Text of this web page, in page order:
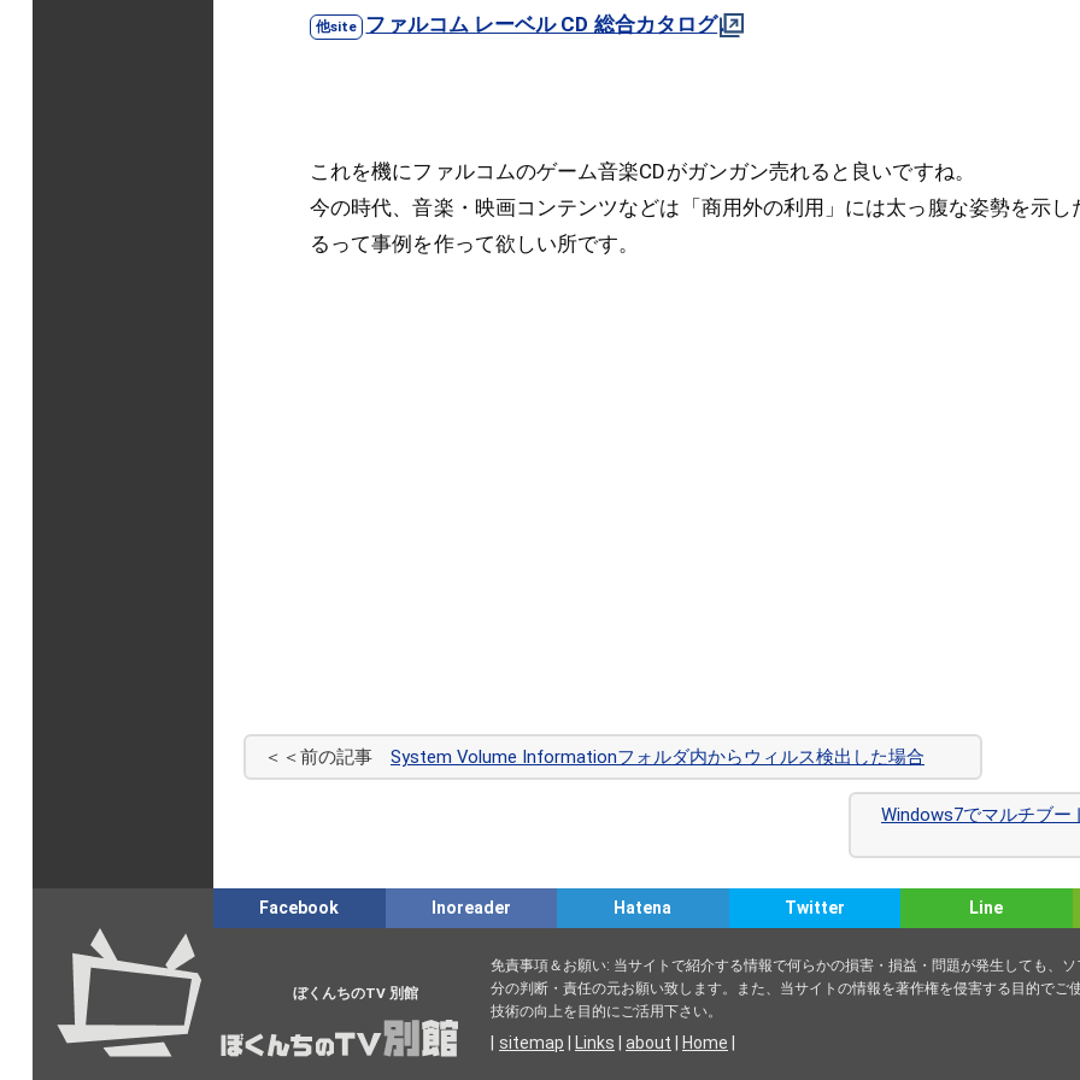
ファルコム レーベル CD 総合カタログ
これを機にファルコムのゲーム音楽CDがガンガン売れると良いですね。
今の時代、音楽・映画コンテンツなどは「商用外の利用」には太っ腹な姿勢を示し
るって事例を作って欲しい所です。
＜＜前の記事 System Volume Informationフォルダ内からウィルス検出した場合
Windows7でマルチブー
Facebook Inoreader Hatena Twitter Line
ぼくんちのTV 別館
免責事項＆お願い: 当サイトで紹介する情報で何らかの損害・損益・問題が発生しても、
分の判断・責任の元お願い致します。また、当サイトの情報を著作権を侵害する目的で
技術の向上を目的にご活用下さい。
sitemap Links about Home